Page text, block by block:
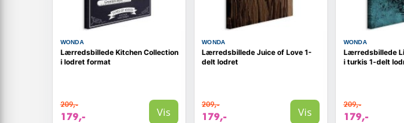
WONDA
Lærredsbillede Kitchen Collection
i lodret format
209,-
179,- Vis
WONDA
Lærredsbillede Juice of Love 1-
delt lodret
209,-
179,- Vis
WONDA
Lærredsbillede
i turkis 1-delt
209,-
179,-